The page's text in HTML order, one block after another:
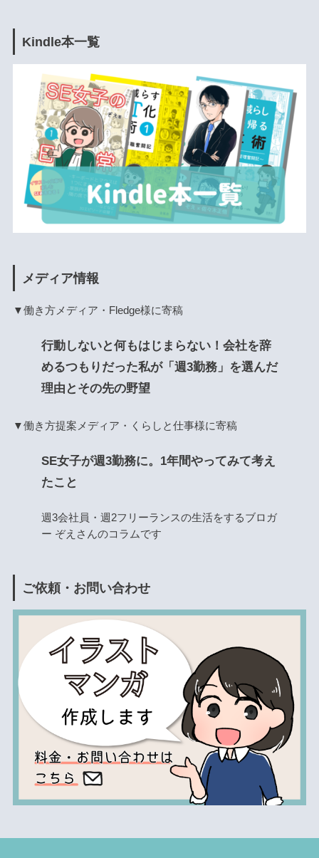
Kindle本一覧
メディア情報
▼働き方メディア・Fledge様に寄稿
行動しないと何もはじまらない！会社を辞
めるつもりだった私が「週3勤務」を選んだ
理由とその先の野望
▼働き方提案メディア・くらしと仕事様に寄稿
SE女子が週3勤務に。1年間やってみて考え
たこと
週3会社員・週2フリーランスの生活をするブロガ
ー ぞえさんのコラムです
ご依頼・お問い合わせ